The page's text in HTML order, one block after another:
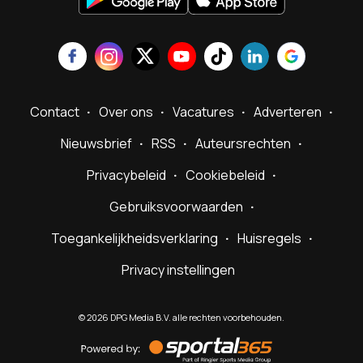
Contact Over ons Vacatures
Adverteren
Nieuwsbrief
RSS
Auteursrechten
Privacybeleid
Cookiebeleid
Gebruiksvoorwaarden
Toegankelijkheidsverklaring
Huisregels
Privacy instellingen
©2026 DPG Media B.V. alle rechten voorbehouden.
by
Sportal365